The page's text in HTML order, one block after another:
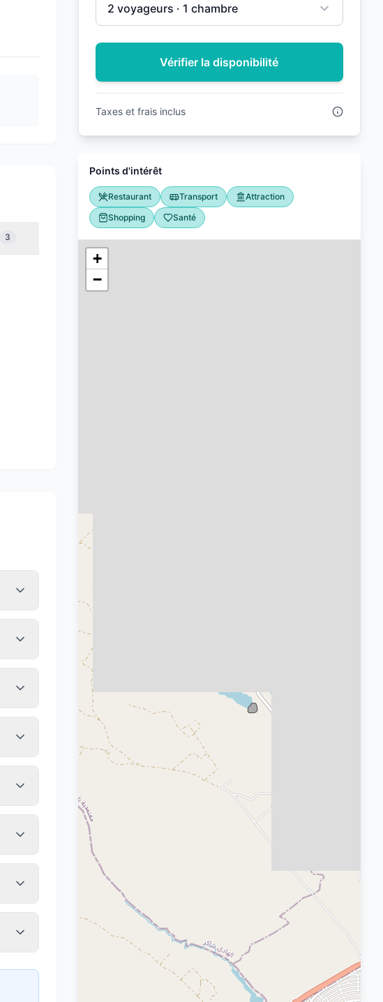
3 Bien-être et loisirs 1 Sport et activités 1
2 voyageurs · 1 chambre
Vérifier la disponibilité
Taxes et frais inclus
Points d'intérêt
Restaurant Transport
Attraction
Shopping
Santé
+
−